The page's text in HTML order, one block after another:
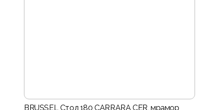
BRUSSEL Стол 180 CARRARA CER, мрамор